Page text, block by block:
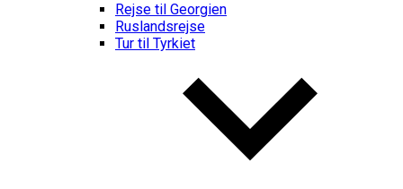
Rejse til Georgien
Ruslandsrejse
Tur til Tyrkiet